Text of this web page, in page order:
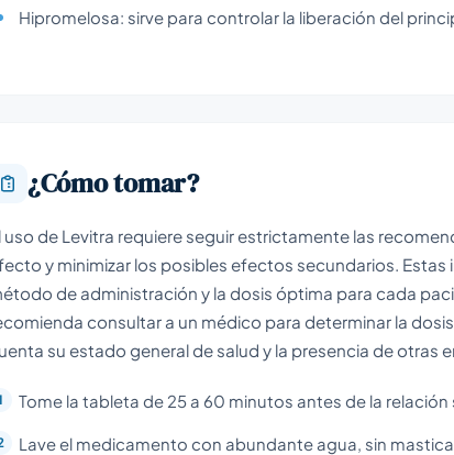
Hipromelosa: sirve para controlar la liberación del
¿Cómo tomar?
uso de Levitra requiere seguir estrictamente las
y minimizar los posibles efectos secundarios.
de administración y la dosis óptima para cada
consultar a un médico para determinar la
su estado general de salud y la presencia de otras
Tome la tableta de 25 a 60 minutos antes de la relación
Lave el medicamento con abundante agua, sin